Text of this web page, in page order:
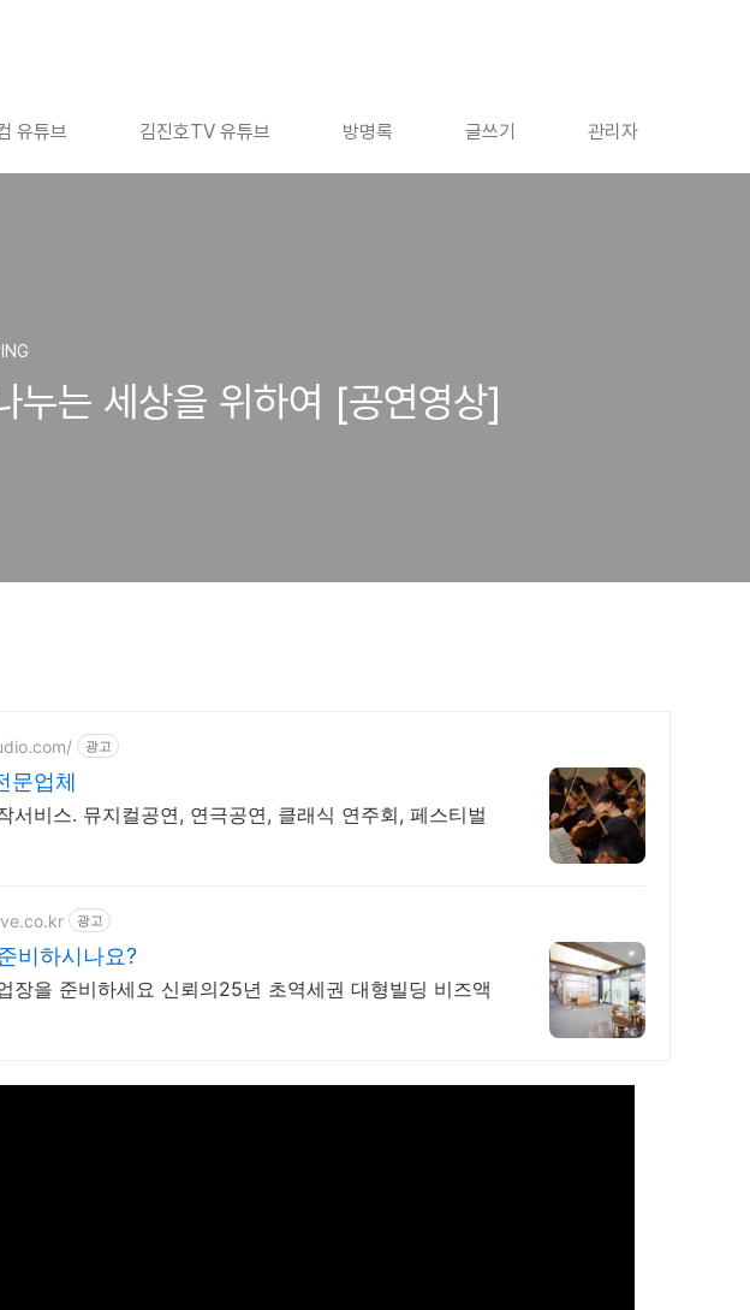
유튜브 김진호TV 유튜브 방명록 글쓰기 관리자
누는 세상을 위하여 [공연영상]
광고
문업체
서비스. 뮤지컬공연, 연극공연, 클래식 연주회, 페스티벌
광고
비하시나요?
장을 준비하세요 신뢰의25년 초역세권 대형빌딩 비즈액